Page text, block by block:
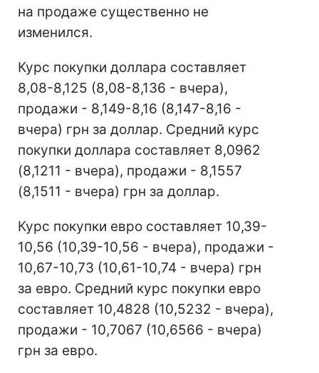
на продаже существенно не
изменился.
Курс покупки доллара составляет
8,08-8,125 (8,08-8,136 - вчера),
продажи - 8,149-8,16 (8,147-8,16 -
вчера) грн за доллар. Средний курс
покупки доллара составляет 8,0962
(8,1211 - вчера), продажи - 8,1557
(8,1511 - вчера) грн за доллар.
Курс покупки евро составляет 10,39-
10,56 (10,39-10,56 - вчера), продажи -
10,67-10,73 (10,61-10,74 - вчера) грн
за евро. Средний курс покупки евро
составляет 10,4828 (10,5232 - вчера),
продажи - 10,7067 (10,6566 - вчера)
грн за евро.